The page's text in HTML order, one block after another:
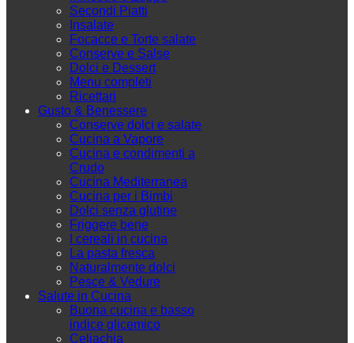
Secondi Piatti
Insalate
Focacce e Torte salate
Conserve e Salse
Dolci e Dessert
Menu completi
Ricettari
Gusto & Benessere
Conserve dolci e salate
Cucina a Vapore
Cucina e condimenti a
Crudo
Cucina Mediterranea
Cucina per i Bimbi
Dolci senza glutine
Friggere bene
I cereali in cucina
La pasta fresca
Naturalmente dolci
Pesce & Vedure
Salute in Cucina
Buona cucina e basso
indice glicemico
Celiachia